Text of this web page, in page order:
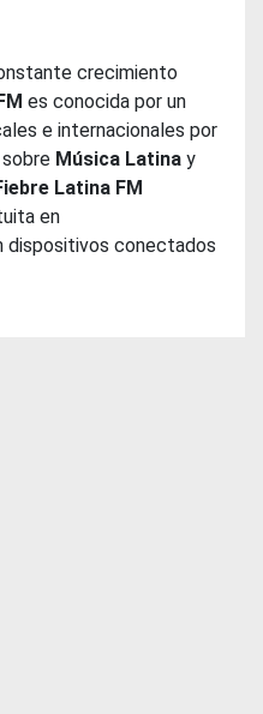
crecimiento
es conocida por un
e internacionales por
Música Latina y
Latina FM
en
dispositivos conectados